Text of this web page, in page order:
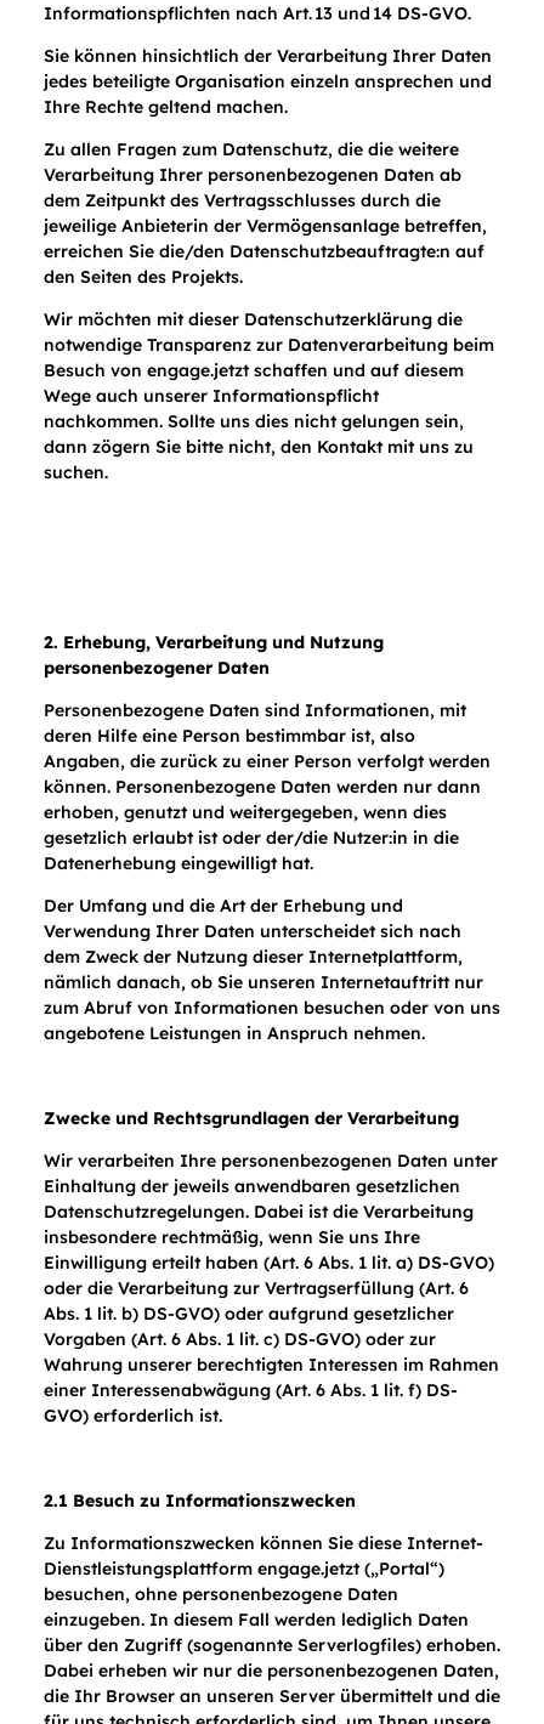
Informationspflichten nach Art. 13 und 14 DS-GVO.
Sie können hinsichtlich der Verarbeitung Ihrer Daten
jedes beteiligte Organisation einzeln ansprechen und
Ihre Rechte geltend machen.
Zu allen Fragen zum Datenschutz, die die weitere
Verarbeitung Ihrer personenbezogenen Daten ab
dem Zeitpunkt des Vertragsschlusses durch die
jeweilige Anbieterin der Vermögensanlage betreffen,
erreichen Sie die/den Datenschutzbeauftragte:n auf
den Seiten des Projekts.
Wir möchten mit dieser Datenschutzerklärung die
notwendige Transparenz zur Datenverarbeitung beim
Besuch von engage.jetzt schaffen und auf diesem
Wege auch unserer Informationspflicht
nachkommen. Sollte uns dies nicht gelungen sein,
dann zögern Sie bitte nicht, den Kontakt mit uns zu
suchen.
2. Erhebung, Verarbeitung und Nutzung
personenbezogener Daten
Personenbezogene Daten sind Informationen, mit
deren Hilfe eine Person bestimmbar ist, also
Angaben, die zurück zu einer Person verfolgt werden
können. Personenbezogene Daten werden nur dann
erhoben, genutzt und weitergegeben, wenn dies
gesetzlich erlaubt ist oder der/die Nutzer:in in die
Datenerhebung eingewilligt hat.
Der Umfang und die Art der Erhebung und
Verwendung Ihrer Daten unterscheidet sich nach
dem Zweck der Nutzung dieser Internetplattform,
nämlich danach, ob Sie unseren Internetauftritt nur
zum Abruf von Informationen besuchen oder von uns
angebotene Leistungen in Anspruch nehmen.
Zwecke und Rechtsgrundlagen der Verarbeitung
Wir verarbeiten Ihre personenbezogenen Daten unter
Einhaltung der jeweils anwendbaren gesetzlichen
Datenschutzregelungen. Dabei ist die Verarbeitung
insbesondere rechtmäßig, wenn Sie uns Ihre
Einwilligung erteilt haben (Art. 6 Abs. 1 lit. a) DS-GVO)
oder die Verarbeitung zur Vertragserfüllung (Art. 6
Abs. 1 lit. b) DS-GVO) oder aufgrund gesetzlicher
Vorgaben (Art. 6 Abs. 1 lit. c) DS-GVO) oder zur
Wahrung unserer berechtigten Interessen im Rahmen
einer Interessenabwägung (Art. 6 Abs. 1 lit. f) DS-
GVO) erforderlich ist.
2.1 Besuch zu Informationszwecken
Zu Informationszwecken können Sie diese Internet-
Dienstleistungsplattform engage.jetzt („Portal“)
besuchen, ohne personenbezogene Daten
einzugeben. In diesem Fall werden lediglich Daten
über den Zugriff (sogenannte Serverlogfiles) erhoben.
Dabei erheben wir nur die personenbezogenen Daten,
die Ihr Browser an unseren Server übermittelt und die